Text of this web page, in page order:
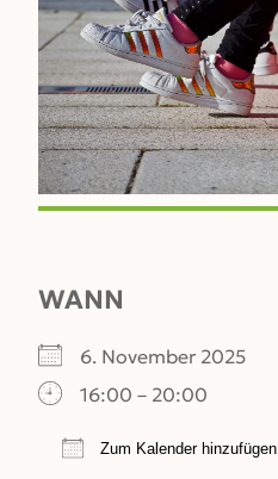
WANN
6. November 2025
16:00 – 20:00
Zum Kalender hinzufügen